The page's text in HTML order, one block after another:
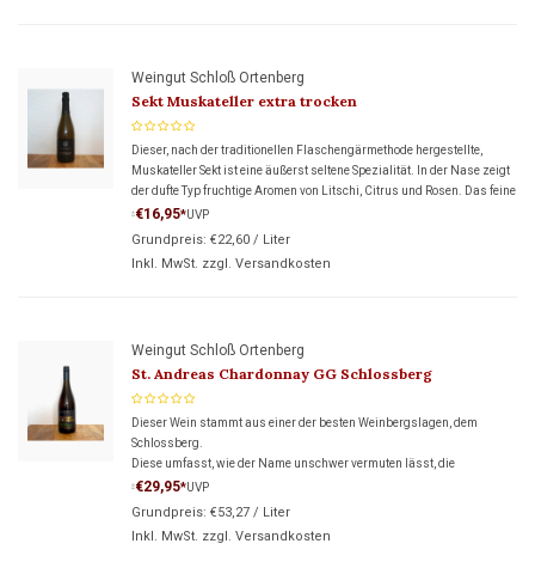
Weingut Schloß Ortenberg
Sekt Muskateller extra trocken
Dieser, nach der traditionellen Flaschengärmethode hergestellte,
Muskateller Sekt ist eine äußerst seltene Spezialität. In der Nase zeigt
der dufte Typ fruchtige Aromen von Litschi, Citrus und Rosen. Das feine
Prickeln im Mund passt hervorragend zur dezen
*€16,95*UVP
Grundpreis: €22,60 / Liter
Inkl. MwSt. zzgl. Versandkosten
Weingut Schloß Ortenberg
St. Andreas Chardonnay GG Schlossberg
Dieser Wein stammt aus einer der besten Weinbergslagen, dem
Schlossberg.
Diese umfasst, wie der Name unschwer vermuten lässt, die
majestätische Anlage von Schloss Ortenberg.
*€29,95*UVP
Grundpreis: €53,27 / Liter
Inkl. MwSt. zzgl. Versandkosten